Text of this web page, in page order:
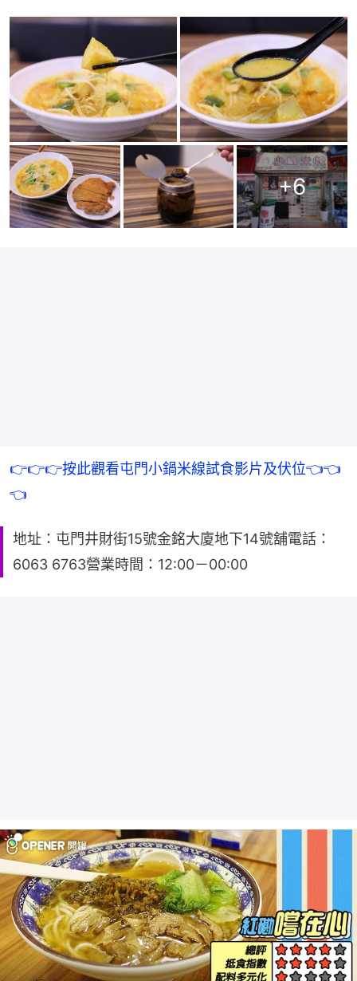
+6
👉👉👉按此觀看屯門小鍋米線試食影片及伏位👈👈
👈
地址：屯門井財街15號金銘大廈地下14號舖電話：
6063 6763營業時間：12:00－00:00